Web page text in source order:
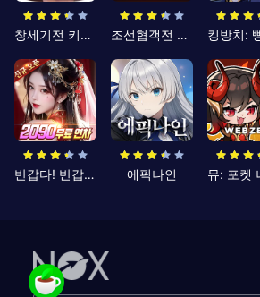
창세기전 키우기 조선협객전 클래식
반갑다! 반갑삼국지 에픽나인